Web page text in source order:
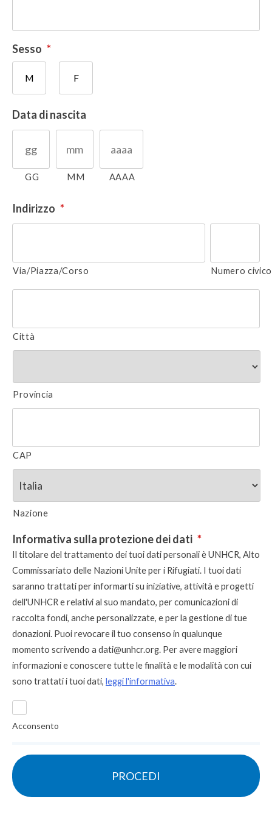
Sesso *
M F
Data di nascita
GG MM AAAA
Indirizzo *
Via/Piazza/Corso Numero civico
Città
Provincia
CAP
Nazione
Informativa sulla protezione dei dati *
Il titolare del trattamento dei tuoi dati personali è UNHCR, Alto
Commissariato delle Nazioni Unite per i Rifugiati. I tuoi dati
saranno trattati per informarti su iniziative, attività e progetti
dell'UNHCR e relativi al suo mandato, per comunicazioni di
raccolta fondi, anche personalizzate, e per la gestione di tue
donazioni. Puoi revocare il tuo consenso in qualunque
momento scrivendo a dati@unhcr.org. Per avere maggiori
informazioni e conoscere tutte le finalità e le modalità con cui
sono trattati i tuoi dati, leggi l'informativa.
Acconsento